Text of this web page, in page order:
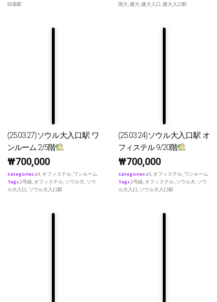
回基駅
国大,建大,建大入口,建大入口駅
(25.03.27)ソウル大入口駅 ワ
ンルーム 2/5階
₩700,000
Categoriesall, オフィステル, ワンルーム
Tags2号線, オフィステル, ソウル大, ソウ
ル大入口, ソウル大入口駅
(25.03.24)ソウル大入口駅 オ
フィステル 9/20階
₩700,000
Categoriesall, オフィステル, ワンルーム
Tags2号線, オフィステル, ソウル大, ソウ
ル大入口, ソウル大入口駅